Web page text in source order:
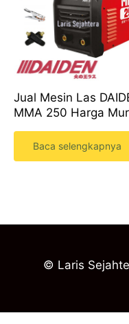
Jual Mesin Las
MMA 250 Harga
Baca selengkapnya
© Laris